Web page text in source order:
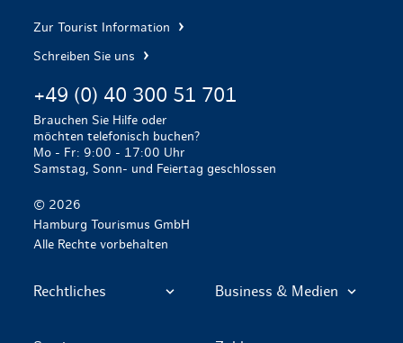
Zur Tourist Information
Schreiben Sie uns
+49 (0) 40 300 51 701
Brauchen Sie Hilfe oder
möchten telefonisch buchen?
Mo - Fr: 9:00 - 17:00 Uhr
Samstag, Sonn- und Feiertag geschlossen
© 2026
Hamburg Tourismus GmbH
Alle Rechte vorbehalten
Rechtliches Business & Medien